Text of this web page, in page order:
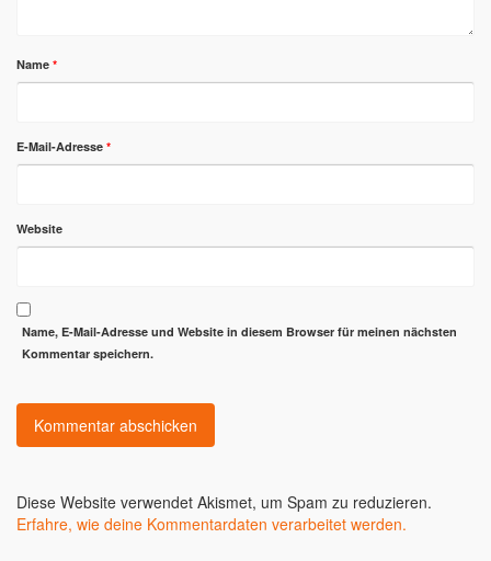
Name *
E-Mail-Adresse *
Website
Name, E-Mail-Adresse und Website in diesem Browser für meinen nächsten
Kommentar speichern.
Diese Website verwendet Akismet, um Spam zu reduzieren.
Erfahre, wie deine Kommentardaten verarbeitet werden.